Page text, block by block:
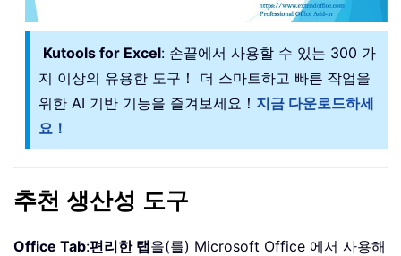
Kutools for Excel: 손끝에서 사용할 수 있는 300 가
지 이상의 유용한 도구！ 더 스마트하고 빠른 작업을
위한 AI 기반 기능을 즐겨보세요！ 지금 다운로드하세
요！
추천 생산성 도구
Office Tab:편리한 탭을(를) Microsoft Office 에서 사용해